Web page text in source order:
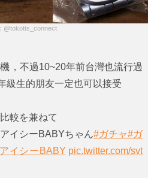
@tokotts_connect
，不過10~20年前台灣也流行過
級生的朋友一定也可以接受
較を兼ねて
イシーBABYちゃん#ガチャ#ガ
イシーBABY pic.twitter.com/svt